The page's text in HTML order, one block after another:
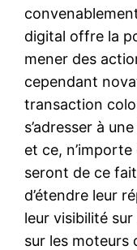
digital offre la
mener des
cependant
transaction
s’adresser à
et ce,
seront de ce
d’étendre leur
leur visibilité
sur les moteurs